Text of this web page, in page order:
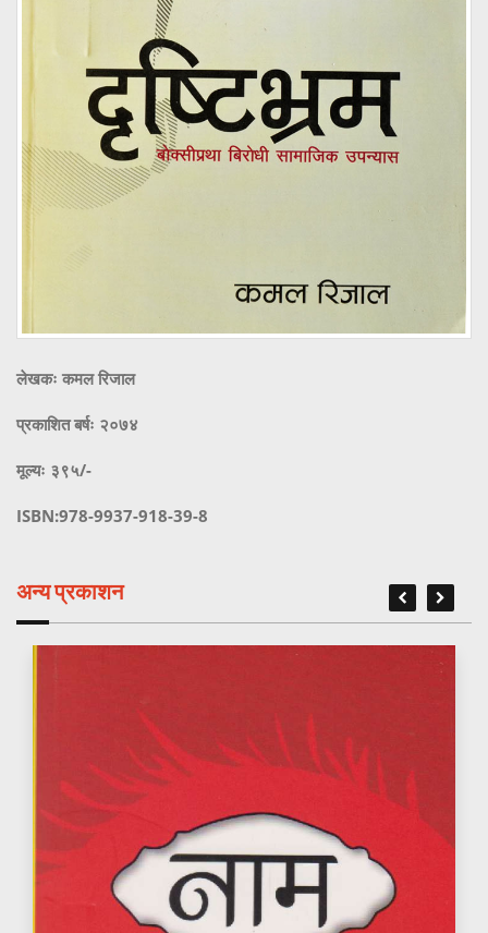
लेखकः कमल रिजाल
प्रकाशित बर्षः २०७४
मूल्यः ३९५/-
ISBN:978-9937-918-39-8
अन्य प्रकाशन